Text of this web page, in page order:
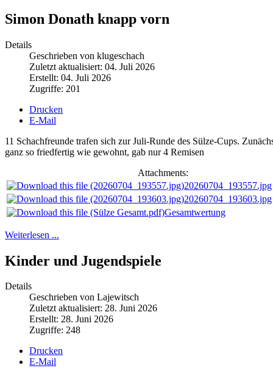
Simon Donath knapp vorn
Details
Geschrieben von klugeschach
Zuletzt aktualisiert: 04. Juli 2026
Erstellt: 04. Juli 2026
Zugriffe: 201
Drucken
E-Mail
11 Schachfreunde trafen sich zur Juli-Runde des Sülze-Cups.
ganz so friedfertig wie gewohnt, gab nur 4 Remisen
Attachments:
20260704_193557.jpg
20260704_193603.jpg
Gesamtwertung
Weiterlesen ...
Kinder und Jugendspiele
Details
Geschrieben von Lajewitsch
Zuletzt aktualisiert: 28. Juni 2026
Erstellt: 28. Juni 2026
Zugriffe: 248
Drucken
E-Mail